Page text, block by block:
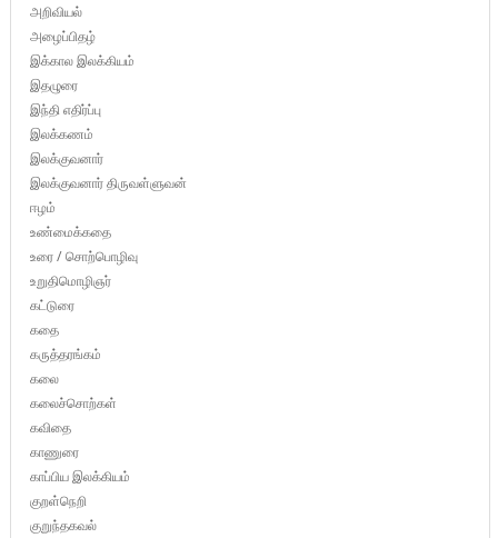
அறிவியல்
அழைப்பிதழ்
இக்கால இலக்கியம்
இதழுரை
இந்தி எதிர்ப்பு
இலக்கணம்
இலக்குவனார்
இலக்குவனார் திருவள்ளுவன்
ஈழம்
உண்மைக்கதை
உரை / சொற்பொழிவு
உறுதிமொழிஞர்
கட்டுரை
கதை
கருத்தரங்கம்
கலை
கலைச்சொற்கள்
கவிதை
காணுரை
காப்பிய இலக்கியம்
குறள்நெறி
குறுந்தகவல்